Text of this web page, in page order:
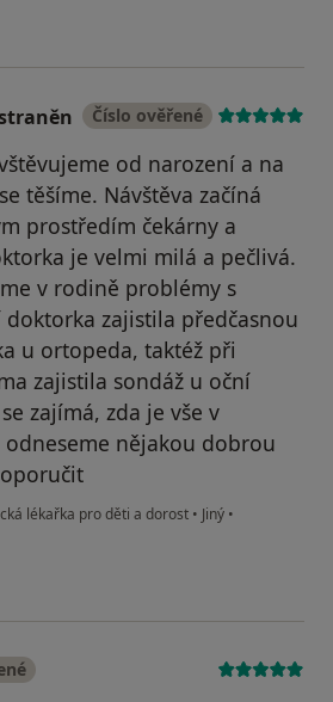
Číslo ověřené
od narození a na
těšíme. Návštěva začíná
prostředím čekárny a
je velmi milá a pečlivá.
v rodině problémy s
zajistila předčasnou
u ortopeda, taktéž při
zajistila sondáž u oční
zajímá, zda je vše v
nějakou dobrou
lékařka pro děti a dorost • Jiný •
byl odstraněn